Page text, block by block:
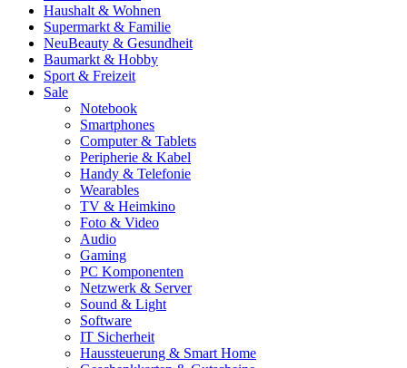
Haushalt & Wohnen
Supermarkt & Familie
NeuBeauty & Gesundheit
Baumarkt & Hobby
Sport & Freizeit
Sale
Notebook
Smartphones
Computer & Tablets
Peripherie & Kabel
Handy & Telefonie
Wearables
TV & Heimkino
Foto & Video
Audio
Gaming
PC Komponenten
Netzwerk & Server
Sound & Light
Software
IT Sicherheit
Haussteuerung & Smart Home